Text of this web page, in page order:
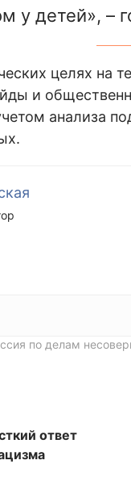
у детей», –
целях на
и
анализа
по делам
ответ